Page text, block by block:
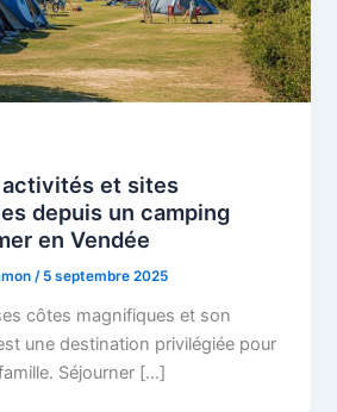
et sites
depuis un camping
en Vendée
/ 5 septembre 2025
côtes magnifiques et son
une destination privilégiée pour
Séjourner […]